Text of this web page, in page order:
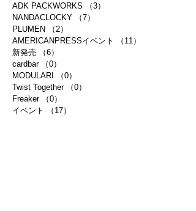
ADK PACKWORKS
（3）
NANDACLOCKY
（7）
PLUMEN
（2）
AMERICANPRESSイベント
（11）
新発売
（6）
cardbar
（0）
MODULARI
（0）
Twist Together
（0）
Freaker
（0）
イベント
（17）